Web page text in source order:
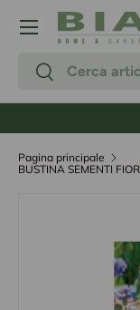
Passa ai
CercaCerca
Menu
Pagina principale
BUSTINA SEMENTI